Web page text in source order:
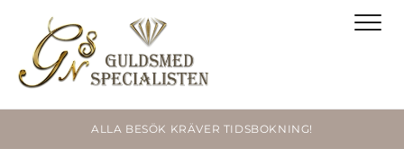
ALLA BESÖK KRÄVER TIDSBOKNING!